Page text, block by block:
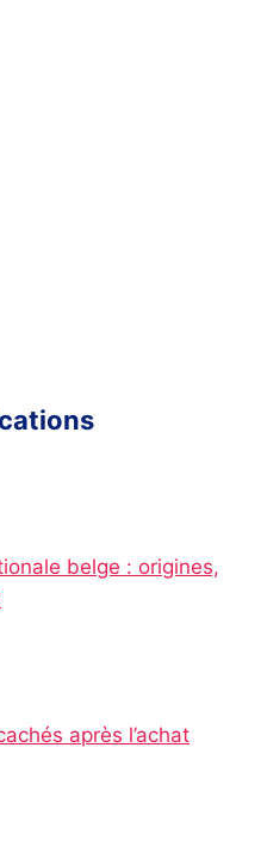
belge : origines,
après l’achat